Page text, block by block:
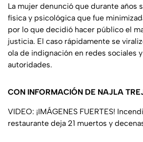
La mujer denunció que durante años
física y psicológica que fue
por lo que decidió hacer público el
justicia. El caso rápidamente se
ola de indignación en redes sociales
autoridades.
CON INFORMACIÓN DE NAJLA
VIDEO: ¡IMÁGENES FUERTES!
restaurante deja 21 muertos y